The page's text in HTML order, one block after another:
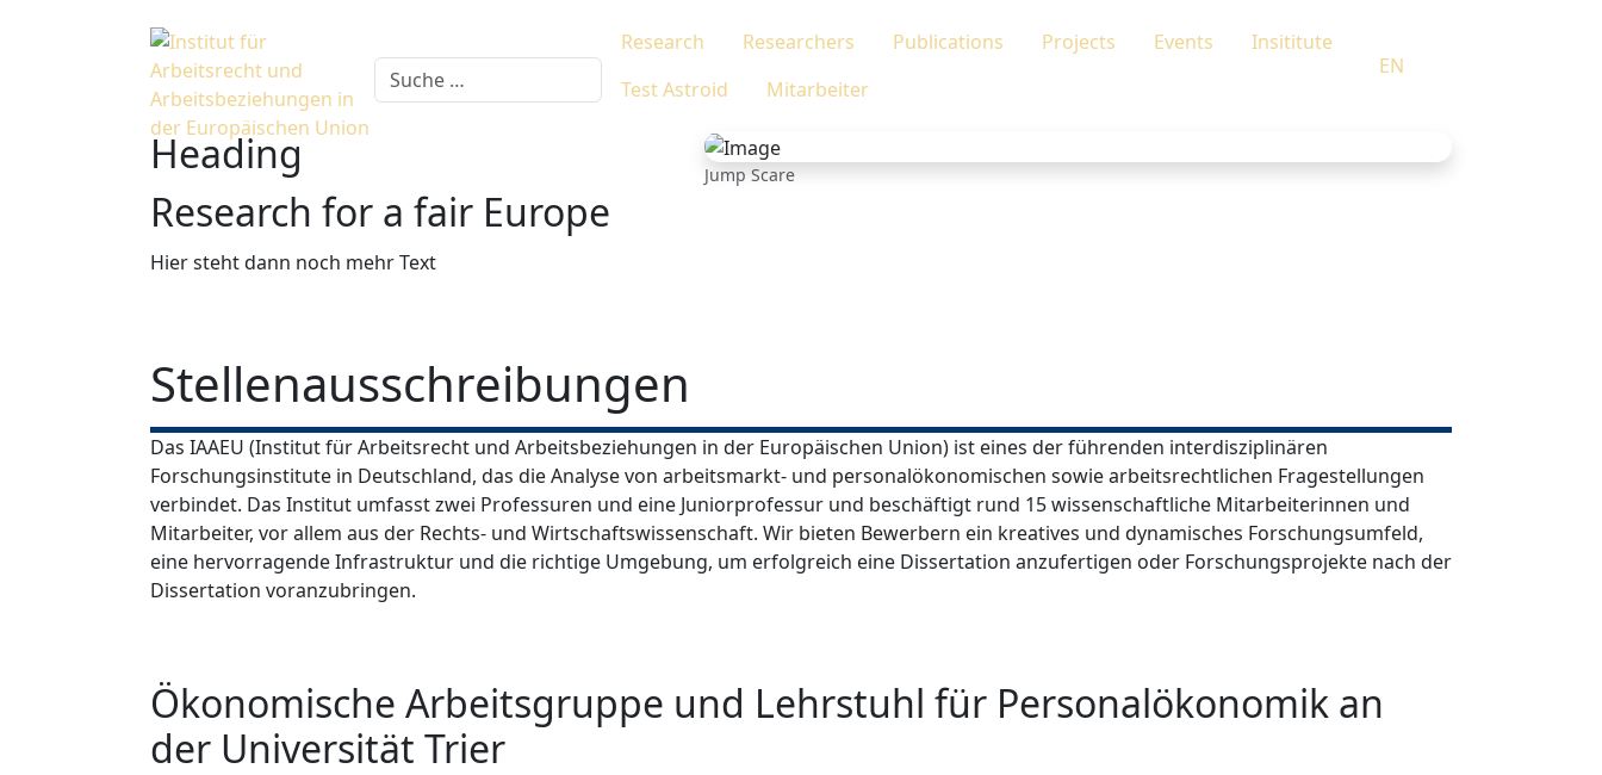
Research Researchers Publications Projects Events
Insititute
Test Astroid
Mitarbeiter
Sprache auswählen
EN
Heading
Research for a fair Europe
Hier steht dann noch mehr Text
Jump Scare
Stellenausschreibungen
Das IAAEU (Institut für Arbeitsrecht und Arbeitsbeziehungen in der Europäischen Union) ist eines der führenden interdisziplinären
Forschungsinstitute in Deutschland, das die Analyse von arbeitsmarkt- und personalökonomischen sowie arbeitsrechtlichen Fragestellungen
verbindet. Das Institut umfasst zwei Professuren und eine Juniorprofessur und beschäftigt rund 15 wissenschaftliche Mitarbeiterinnen und
Mitarbeiter, vor allem aus der Rechts- und Wirtschaftswissenschaft. Wir bieten Bewerbern ein kreatives und dynamisches Forschungsumfeld,
eine hervorragende Infrastruktur und die richtige Umgebung, um erfolgreich eine Dissertation anzufertigen oder Forschungsprojekte nach der
Dissertation voranzubringen.
Ökonomische Arbeitsgruppe und Lehrstuhl für Personalökonomik an
der Universität Trier